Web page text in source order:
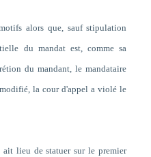
alors que, sauf stipulation
du mandat est, comme sa
du mandant, le mandataire
la cour d'appel a violé le
lieu de statuer sur le premier